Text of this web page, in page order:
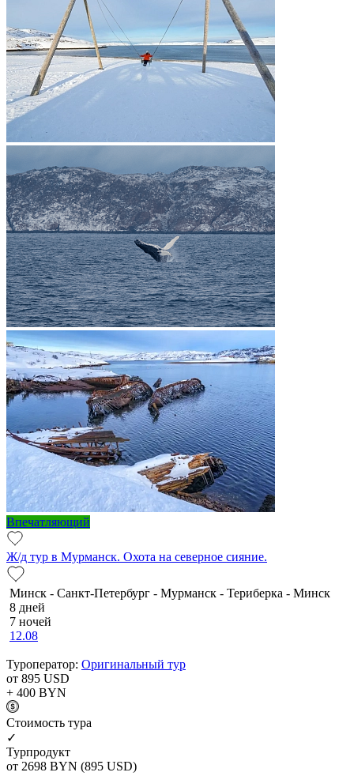
Впечатляющий
Ж/д тур в Мурманск. Охота на северное сияние.
Минск - Санкт-Петербург - Мурманск - Териберка - Минск
8 дней
7 ночей
12.08
Туроператор: Оригинальный тур
от 895 USD
+ 400 BYN
Cтоимость тура
✓
Турпродукт
от 2698 BYN (895 USD)